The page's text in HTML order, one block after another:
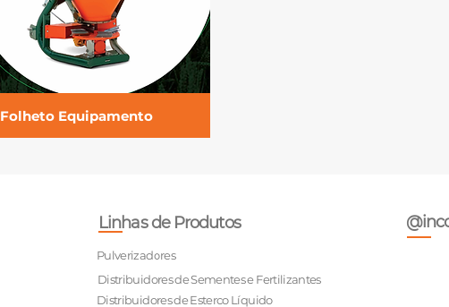
Folheto Equipamento
Linhas de Produtos
Pulverizadores
Distribuidores de Sementes e Fertilizantes
Distribuidores de Esterco Líquido